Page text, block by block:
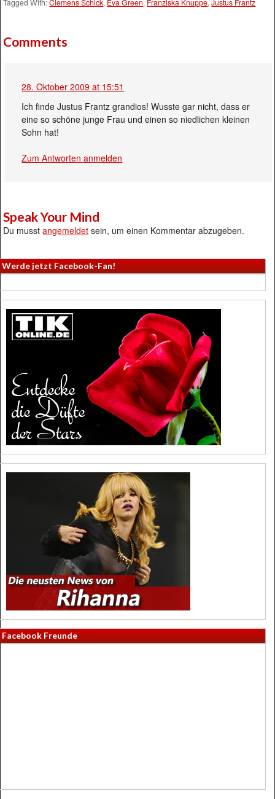
Tagged With:Clemens Schick, Eva Green, Franziska Knuppe,Justus Frantz
Comments
28. Oktober 2009 at 15:51
Ich finde Justus Frantz grandios! Wusste gar nicht, dass er
eine so schöne junge Frau und einen so niedlichen kleinen
Sohn hat!
Zum Antworten anmelden
Speak Your Mind
Du musstangemeldet sein, um einen Kommentar abzugeben.
Werde jetzt Facebook-Fan!
Facebook Freunde